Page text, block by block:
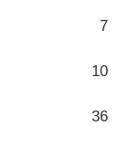
7
10
36